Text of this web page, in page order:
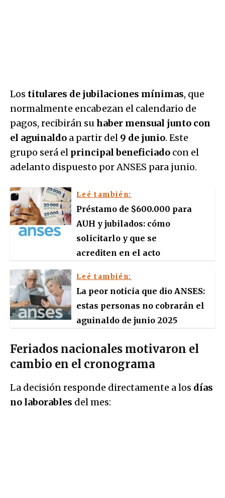
Los titulares de jubilaciones mínimas, que
normalmente encabezan el calendario de
pagos, recibirán suhaber mensual junto con
el aguinaldo a partir del 9 de junio. Este
grupo será el principal beneficiado con el
adelanto dispuesto por ANSES para junio.
Leé también:
Préstamo de $600.000 para
AUH y jubilados: cómo
solicitarlo y que se
acrediten en el acto
Leé también:
La peor noticia que dio ANSES:
estas personas no cobrarán el
aguinaldo de junio 2025
Feriados nacionales motivaron el
cambio en el cronograma
La decisión responde directamente a los días
no laborables del mes: